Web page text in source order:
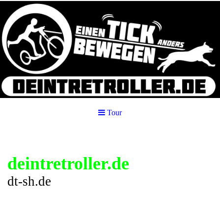
Tour
deintretroller.de
dt-sh.de